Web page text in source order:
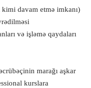
davam etmə imkanı)
və işləmə qaydaları
marağı aşkar
kurslara